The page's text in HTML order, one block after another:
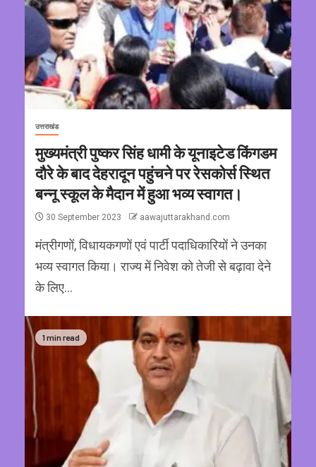
उत्तराखंड
मुख्यमंत्री पुष्कर सिंह धामी के यूनाइटेड किंगडम
दौरे के बाद देहरादून पहुंचने पर रेसकोर्स स्थित
बन्नू स्कूल के मैदान में हुआ भव्य स्वागत।
30 September 2023 aawajuttarakhand.com
मंत्रीगणों, विधायकगणों एवं पार्टी पदाधिकारियों ने उनका
भव्य स्वागत किया। राज्य में निवेश को तेजी से बढ़ावा देने
के लिए...
1 min read